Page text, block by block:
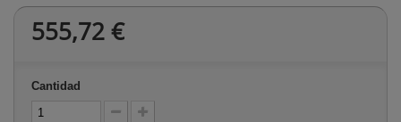
555,72 €
Cantidad